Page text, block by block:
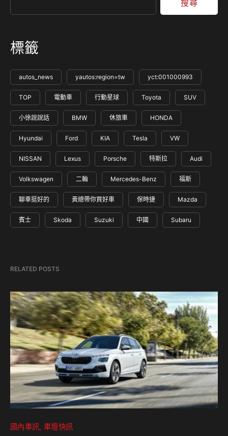
搜尋
標籤
autos_news yautos:region=tw yct:001000993
TOP 電動車 行動星球 Toyota SUV
小徐說說話 BMW 休旅車 HONDA
Hyundai Ford KIA Tesla VW
NISSAN Lexus Porsche 特斯拉 Audi
Volkswagen 二輪 Mercedes-Benz 福斯
聊車挺好的 黃總帶你買好車 保時捷 Mazda
賓士 Skoda Suzuki 中國 Subaru
RELATED POSTS
國內車訊 車壇快訊